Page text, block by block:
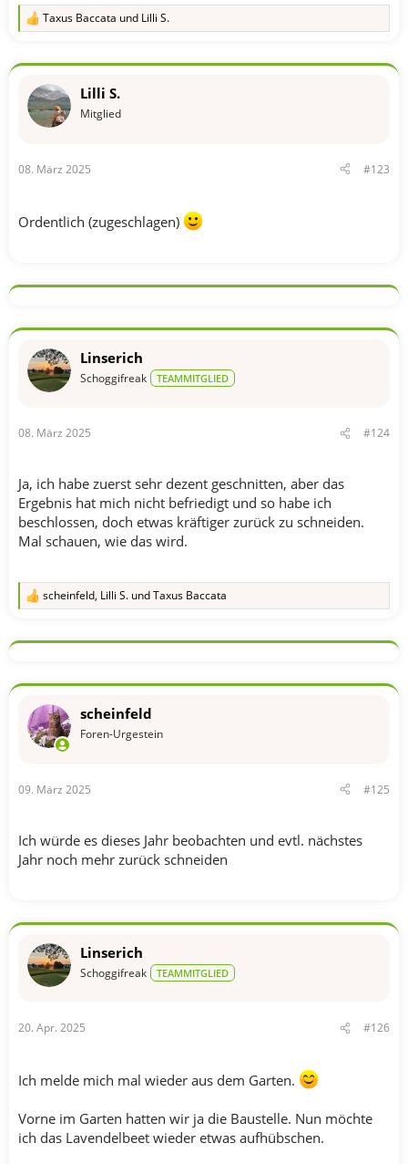
R
k
o
:
Taxus Baccata und Lilli S.
Lilli S.
Mitglied
08. März 2025 #123
Ordentlich (zugeschlagen)
Linserich
Schoggifreak TEAMMITGLIED
08. März 2025 #124
Ja, ich habe zuerst sehr dezent geschnitten, aber das
Ergebnis hat mich nicht befriedigt und so habe ich
beschlossen, doch etwas kräftiger zurück zu schneiden.
Mal schauen, wie das wird.
R
k
o
e
n
scheinfeld, Lilli S. undTaxus Baccata
scheinfeld
Foren-Urgestein
09. März 2025 #125
Ich würde es dieses Jahr beobachten und evtl. nächstes
Jahr noch mehr zurück schneiden
Linserich
Schoggifreak TEAMMITGLIED
20. Apr. 2025 #126
Ich melde mich mal wieder aus dem Garten.
Vorne im Garten hatten wir ja die Baustelle. Nun möchte
ich das Lavendelbeet wieder etwas aufhübschen.